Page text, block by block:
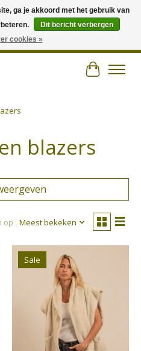
advies en zorgen voor jouw outfit! |
- Tel 052 25 67 00 - Open van
blazers
op Meest bekeken
Sale
ga je akkoord met het gebruik van
Dit bericht verbergen
cookies »